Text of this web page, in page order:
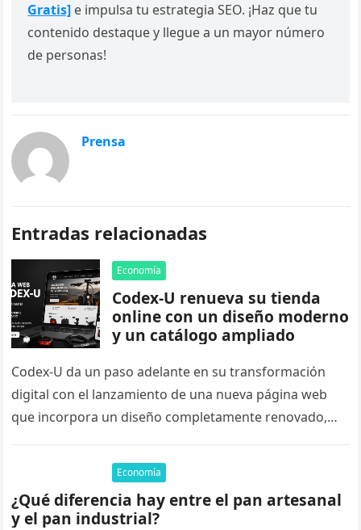
Gratis] e impulsa tu estrategia SEO. ¡Haz que tu
contenido destaque y llegue a un mayor número
de personas!
Prensa
Entradas relacionadas
Economía
Codex-U renueva su tienda
online con un diseño moderno
y un catálogo ampliado
Codex-U da un paso adelante en su transformación
digital con el lanzamiento de una nueva página web
que incorpora un diseño completamente renovado,
Economía
¿Qué diferencia hay entre el pan artesanal
y el pan industrial?